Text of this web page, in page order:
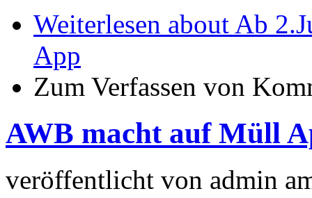
Weiterlesen about Ab
App
Zum Verfassen von
AWB macht auf Müll
veröffentlicht von admin